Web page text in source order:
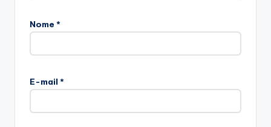
Nome *
E-mail *